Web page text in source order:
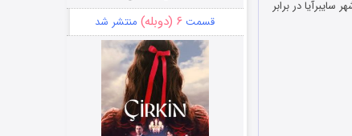
در برابر
قسمت ۶ (دوبله) منتشر شد